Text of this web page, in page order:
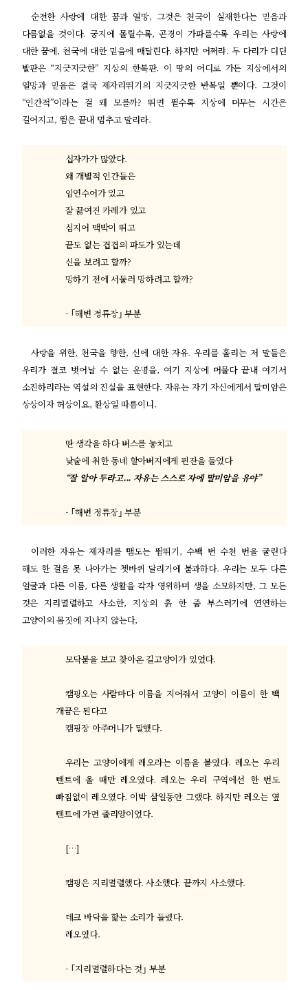
순전한 사랑에 대한 꿈과 열망, 그것은 천국이 실재한다는 믿음과
다름없을 것이다.궁지에 몰릴수록,곤경이 가파를수록 우리는 사랑에
대한 꿈에,천국에 대한 믿음에 매달린다. 하지만 어쩌랴.두 다리가 디딘
발판은 “지긋지긋한” 지상의 한복판. 이 땅의 어디로 가든 지상에서의
열망과 믿음은 결국 제자리뛰기의 지긋지긋한 반복일 뿐이다. 그것이
“인간적”이라는 걸 왜 모를까?뛰면 뛸수록 지상에 머무는 시간은
길어지고, 뜀은 끝내 멈추고 말리라.
십자가가 많았다.
왜 개별적 인간들은
임연수어가 있고
잘 끓여진 카레가 있고
심지어 맥박이 뛰고
끝도 없는 겹겹의 파도가 있는데
신을 보려고 할까?
망하기 전에 서둘러 망하려고 할까?
- ｢해변 정류장｣부분
사랑을 위한,천국을 향한, 신에 대한 자유.우리를 홀리는 저 말들은
우리가 결코 벗어날 수 없는 운명을, 여기 지상에 머물다 끝내 여기서
소진하리라는 역설의 진실을 표현한다. 자유는 자기 자신에게서 말미암은
상상이자 허상이요,환상일 따름이니.
딴 생각을 하다 버스를 놓치고
낮술에 취한 동네 할아버지에게 핀잔을 들었다
“잘 알아 두라고... 자유는 스스로 자에 말미암을 유야”
- ｢해변 정류장｣부분
이러한 자유는 제자리를 맴도는 뜀뛰기, 수백 번 수천 번을 굴린다
해도 한 걸음 못 나아가는 쳇바퀴 달리기에 불과하다. 우리는 모두 다른
얼굴과 다른 이름, 다른 생활을 각자 영위하며 생을 소모하지만, 그 모든
것은 지리멸렬하고 사소한, 지상의 흙 한 줌 부스러기에 연연하는
고양이의 몸짓에 지나지 않는다,
모닥불을 보고 찾아온 길고양이가 있었다.
캠핑오는 사람마다 이름을 지어줘서 고양이 이름이 한 백
개끔은 된다고
캠핑장 아주머니가 말했다.
우리는 고양이에게 레오라는 이름을 붙였다. 레오는 우리
텐트에 올 때만 레오였다.레오는 우리 구역에선 한 번도
빠짐없이 레오였다. 이박 삼일동안 그랬다.하지만 레오는 옆
텐트에 가면 줄리앙이었다.
[…]
캠핑은 지리멸렬했다.사소했다. 끝까지 사소했다.
데크 바닥을 핥는 소리가 들렸다.
레오였다.
- ｢지리멸렬하다는 것 ｣ 부분